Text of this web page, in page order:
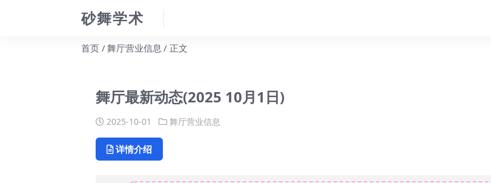
砂舞学术
首页 舞厅营业信息 正文
舞厅最新动态(2025 10月1日)
2025-10-01 舞厅营业信息
详情介绍